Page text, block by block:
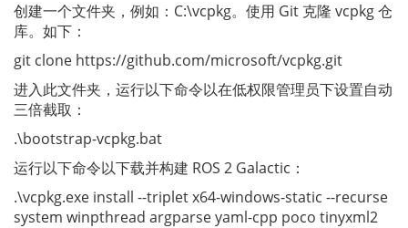
创建一个文件夹，例如：C:\vcpkg。使用 Git 克隆 vcpkg 仓
库。如下：
git clone https://github.com/microsoft/vcpkg.git
进入此文件夹，运行以下命令以在低权限管理员下设置自动
三倍截取：
.\bootstrap-vcpkg.bat
运行以下命令以下载并构建 ROS 2 Galactic：
.\vcpkg.exe install --triplet x64-windows-static --recurse
system winpthread argparse yaml-cpp poco tinyxml2